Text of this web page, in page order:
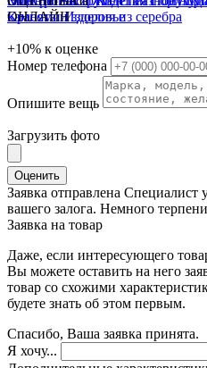
Красота и здоровье
камнямиИзделия из серебра
ОНЛАЙН
+10% к оценке
Номер телефона
Опишите вещь
Загрузить фото
Оценить
Заявка отправлена Специалист
вашего залога. Немного
Заявка на товар
Даже, если интересующего
Вы можете оставить на него
товар со схожими
будете знать об этом первым.
Спасибо, Ваша заявка принята.
Я хочу...